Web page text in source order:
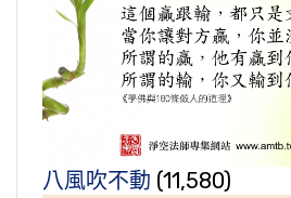
八風吹不動 (11,580)